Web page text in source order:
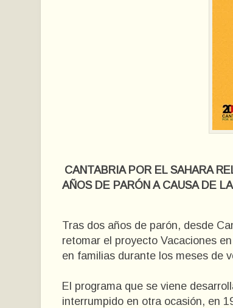
CANTABRIA POR EL SAHARA
AÑOS DE PARÓN A CAUSA DE
Tras dos años de parón, desde
retomar el proyecto Vacaciones
en familias durante los meses de
El programa que se viene
interrumpido en otra ocasión, en